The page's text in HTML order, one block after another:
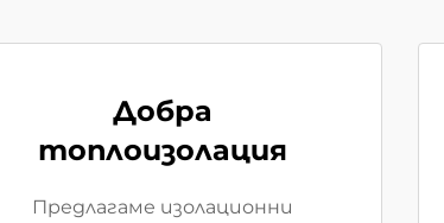
Добра
топлоизолация
Предлагаме изолационни